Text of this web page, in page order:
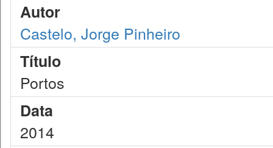
Autor
Castelo, Jorge Pinheiro
Título
Portos
Data
2014